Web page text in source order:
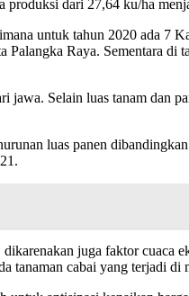
produksi dari 27,64 ku/ha
untuk tahun 2020 ada 7
Raya. Sementara
Selain luas tanam dan
luas panen
juga faktor cuaca
tanaman cabai yang terjadi di